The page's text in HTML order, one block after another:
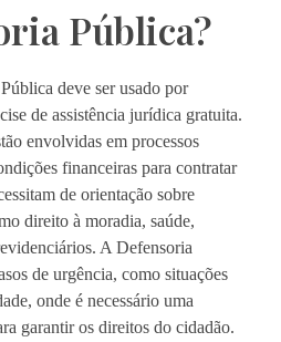
Pública?
deve ser usado por
de assistência jurídica gratuita.
envolvidas em processos
financeiras para contratar
de orientação sobre
direito à moradia, saúde,
A Defensoria
de urgência, como situações
onde é necessário uma
garantir os direitos do cidadão.